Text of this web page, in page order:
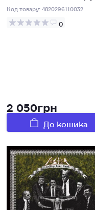
Код товару:4820296110032
0
2 050грн
До кошика